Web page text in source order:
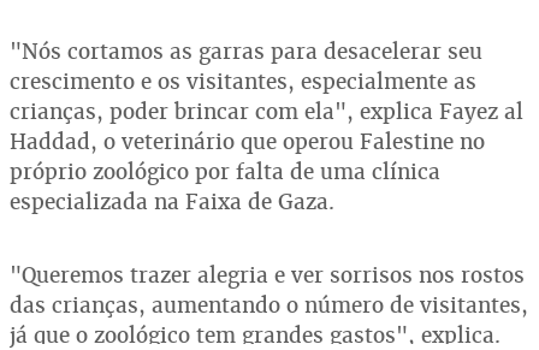
"Nós cortamos as garras para desacelerar seu
crescimento e os visitantes, especialmente as
crianças, poder brincar com ela", explica Fayez al
Haddad, o veterinário que operou Falestine no
próprio zoológico por falta de uma clínica
especializada na Faixa de Gaza.
"Queremos trazer alegria e ver sorrisos nos rostos
das crianças, aumentando o número de visitantes,
já que o zoológico tem grandes gastos", explica.